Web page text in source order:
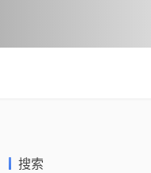
搜索